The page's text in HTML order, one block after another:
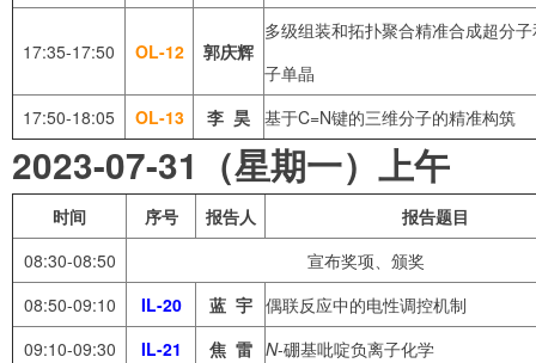
17:35-17:50 OL-12 郭庆辉
多级组装和拓扑聚合精准合成超分
子单晶
17:50-18:05
OL-13 李 昊 基于C=N键的三维分子的精准构筑
2023-07-31（星期一）上午
时间 序号 报告人
报告题目
08:30-08:50
宣布奖项、颁奖
08:50-09:10
IL-20 蓝 宇 偶联反应中的电性调控机制
09:10-09:30
IL-21 焦 雷 N-硼基吡啶负离子化学